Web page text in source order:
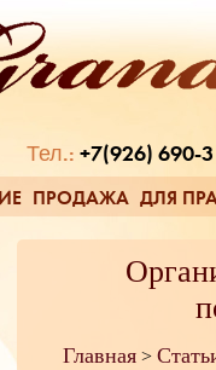
Тел.: +7(926) 690-
ПРОДАЖА ДЛЯ
Главная >